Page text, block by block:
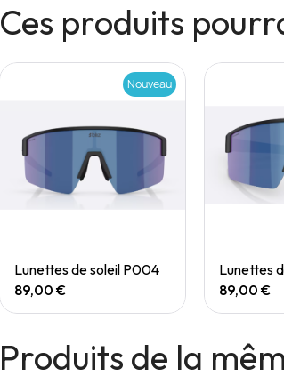
Ces produits
Quick View
Nouveau
Lunettes de soleil P004
89,00 €
89,00 €
Produits de la